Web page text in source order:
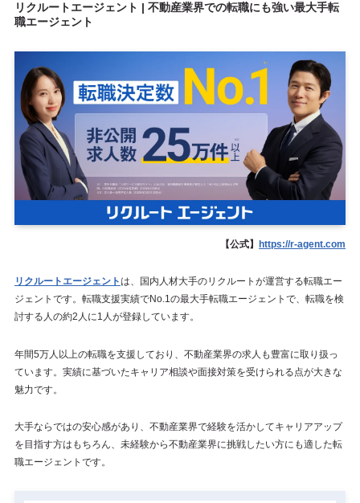
リクルートエージェント | 不動産業界での転職にも強い最大手転
職エージェント
【公式】https://r-agent.com
リクルートエージェントは、国内人材大手のリクルートが運営する転職エー
ジェントです。転職支援実績でNo.1の最大手転職エージェントで、転職を検
討する人の約2人に1人が登録しています。
年間5万人以上の転職を支援しており、不動産業界の求人も豊富に取り扱っ
ています。実績に基づいたキャリア相談や面接対策を受けられる点が大きな
魅力です。
大手ならではの安心感があり、不動産業界で経験を活かしてキャリアアップ
を目指す方はもちろん、未経験から不動産業界に挑戦したい方にも適した転
職エージェントです。